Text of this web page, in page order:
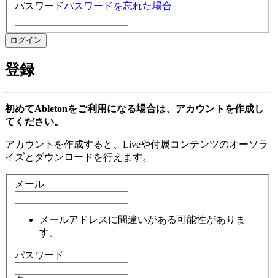
パスワードパスワードを忘れた場合
登録
初めてAbletonをご利用になる場合は、アカウントを作成し
てください。
アカウントを作成すると、Liveや付属コンテンツのオーソラ
イズとダウンロードを行えます。
メール
メールアドレスに間違いがある可能性がありま
す。
パスワード